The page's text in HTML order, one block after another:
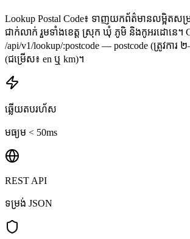
Lookup Postal Code៖ ទាញយកព័ត៌មានលម្អិតស
ជាក់លាក់ រួមទាំងខេត្ត ស្រុក ឃុំ ភូមិ និងកូអរដោនេ។
/api/v1/lookup/:postcode — postcode (ត្រូវការ ២
(ជម្រើស៖ en ឬ km)។
ឆ្លើយតបរហ័ស
មធ្យម < 50ms
REST API
ទម្រង់ JSON